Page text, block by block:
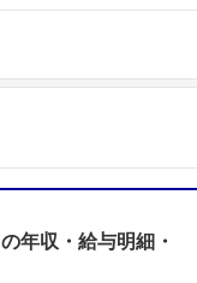
の年収・給与明細・